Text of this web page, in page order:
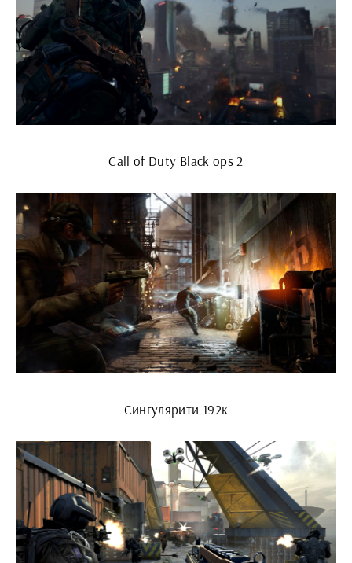
Call of Duty Black ops 2
Сингулярити 192к